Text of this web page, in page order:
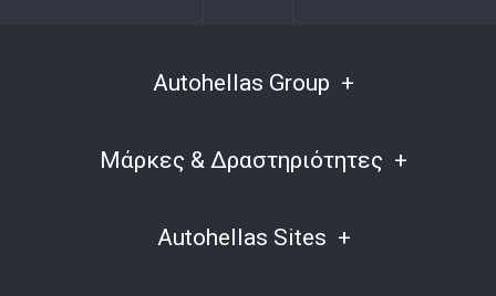
Autohellas Group
Μάρκες & Δραστηριότητες
Autohellas Sites